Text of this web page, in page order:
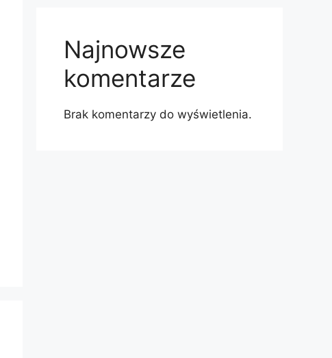
Najnowsze
komentarze
Brak komentarzy do wyświetlenia.